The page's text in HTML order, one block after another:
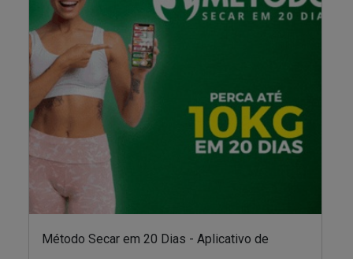
Método Secar em 20 Dias - Aplicativo de